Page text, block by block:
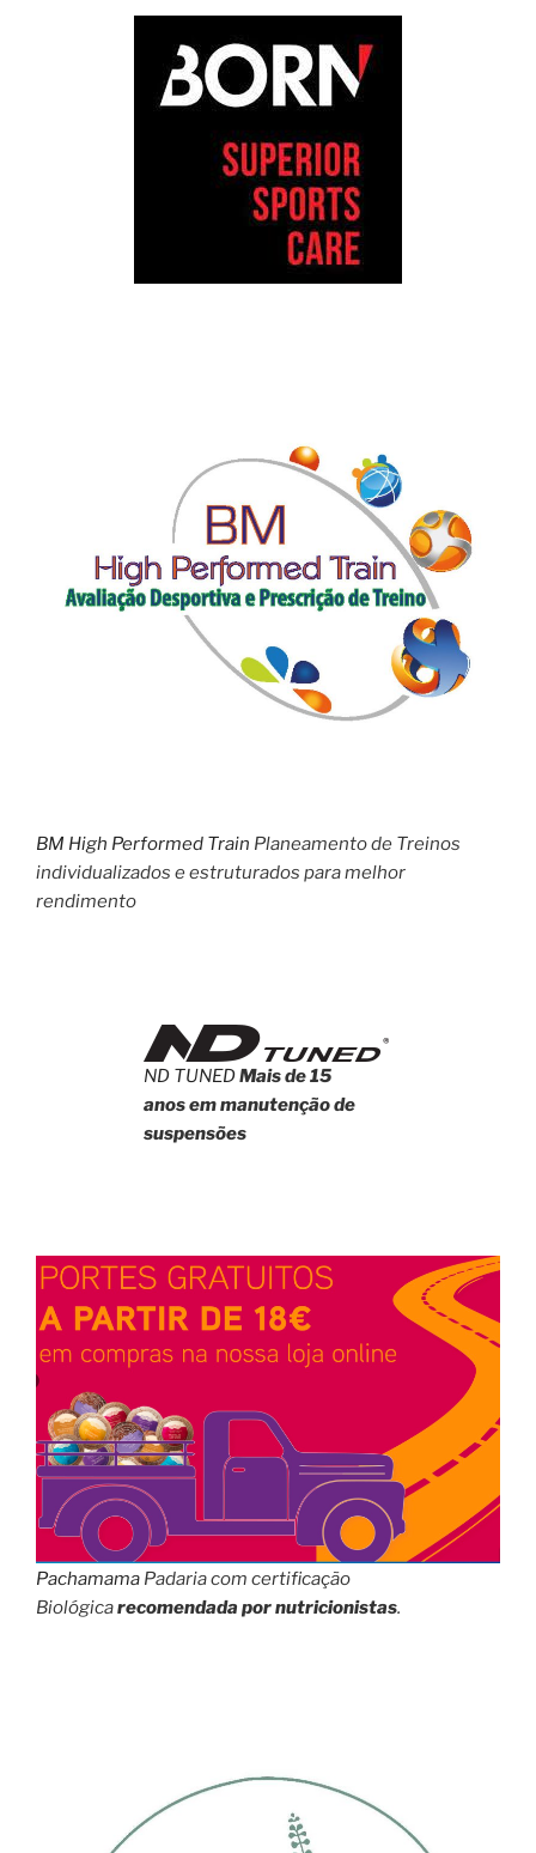
BM High Performed Train Planeamento de Treinos
individualizados e estruturados para melhor
rendimento
ND TUNEDMais de 15
anos em manutenção de
suspensões
Pachamama Padaria com certificação
Biológicarecomendada por nutricionistas.